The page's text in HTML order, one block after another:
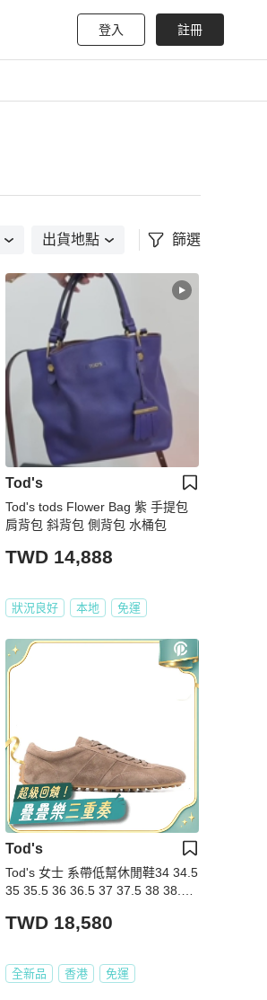
登入 註冊
出貨地點 篩選
Tod's
Tod's tods Flower Bag 紫 手提包
肩背包 斜背包 側背包 水桶包
TWD 14,888
狀況良好 本地 免運
Tod's
Tod's 女士 系帶低幫休閒鞋34 34.5
35 35.5 36 36.5 37 37.5 38 38.5 3
TWD 18,580
全新品 香港 免運